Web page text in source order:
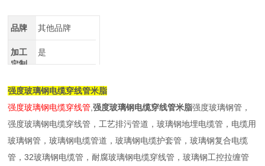
品牌 其他品牌
加工
定制
是
强度玻璃钢电缆穿线管米脂
强度玻璃钢电缆穿线管 ,强度玻璃钢电缆穿线管米脂强度玻璃钢管，
强度玻璃钢电缆穿线管，工艺排污管道，玻璃钢地埋电缆管，电缆用
玻璃钢管，玻璃钢电缆管道，玻璃钢电缆护套管，玻璃钢复合电缆
管，32玻璃钢电缆管，耐腐玻璃钢电缆穿线管，玻璃钢工控拉缠管